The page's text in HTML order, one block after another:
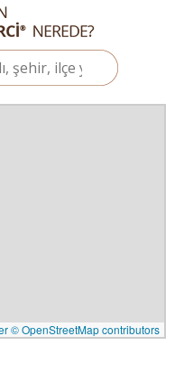
© OpenStreetMap contributors